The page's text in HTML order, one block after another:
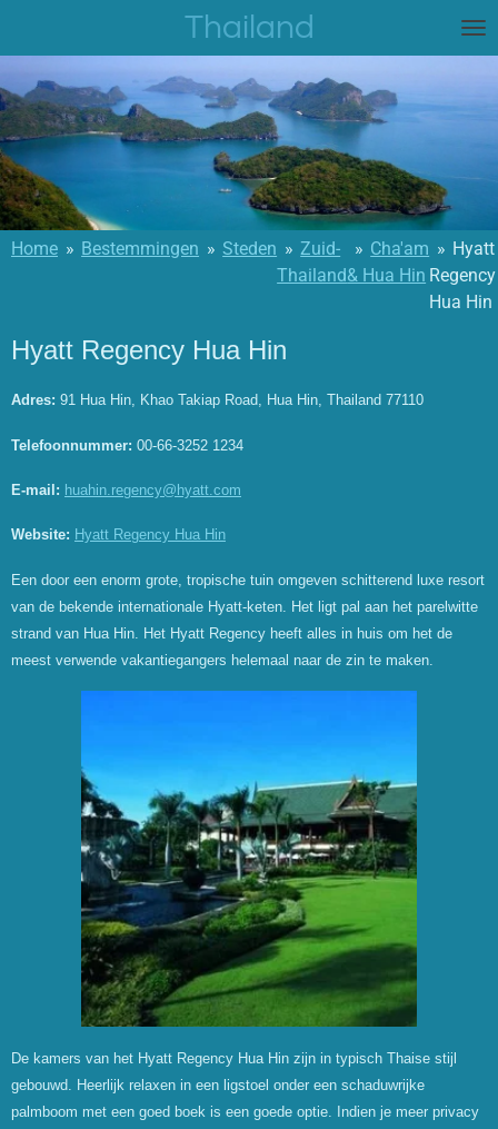
naar
de
hoofdinhoud
Thailand
Home » Bestemmingen » Steden » Zuid-
Thailand
» Cha'am
& Hua Hin
» Hyatt
Regency
Hua Hin
Hyatt Regency Hua Hin
Adres: 91 Hua Hin, Khao Takiap Road, Hua Hin, Thailand 77110
Telefoonnummer: 00-66-3252 1234
E-mail: huahin.regency@hyatt.com
Website: Hyatt Regency Hua Hin
Een door een enorm grote, tropische tuin omgeven schitterend luxe resort
van de bekende internationale Hyatt-keten. Het ligt pal aan het parelwitte
strand van Hua Hin. Het Hyatt Regency heeft alles in huis om het de
meest verwende vakantiegangers helemaal naar de zin te maken.
De kamers van het Hyatt Regency Hua Hin zijn in typisch Thaise stijl
gebouwd. Heerlijk relaxen in een ligstoel onder een schaduwrijke
palmboom met een goed boek is een goede optie. Indien je meer privacy